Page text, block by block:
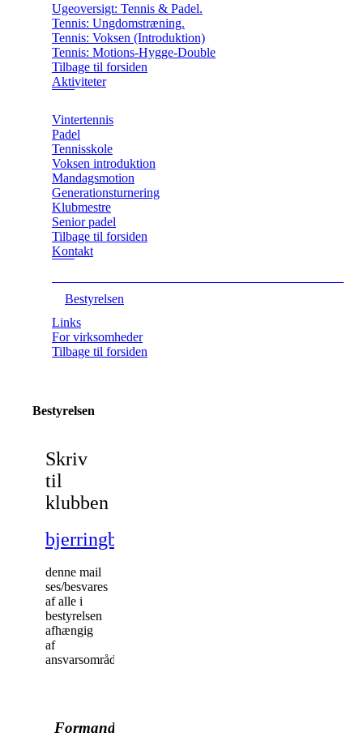
Ugeoversigt: Tennis & Padel.
Tennis: Ungdomstræning.
Tennis: Voksen (Introduktion)
Tennis: Motions-Hygge-Double
Tilbage til forsiden
Aktiviteter
Vintertennis
Padel
Tennisskole
Voksen introduktion
Mandagsmotion
Generationsturnering
Klubmestre
Senior padel
Tilbage til forsiden
Kontakt
Bestyrelsen
Links
For virksomheder
Tilbage til forsiden
Bestyrelsen
Skriv
til
klubben
bjerringbrotennisklub@gmail.com
denne mail
ses/besvares
af alle i
bestyrelsen
afhængig
af
ansvarsområde
Formand: